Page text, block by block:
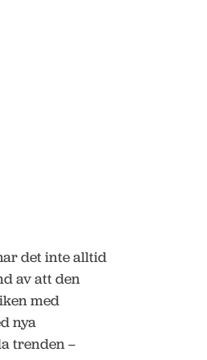
det inte alltid
av att den
med
nya
trenden –